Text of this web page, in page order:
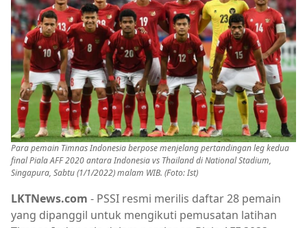
Para pemain Timnas Indonesia berpose menjelang pertandingan leg kedua
final Piala AFF 2020 antara Indonesia vs Thailand di National Stadium,
Singapura, Sabtu (1/1/2022) malam WIB. (Foto: Ist)
LKTNews.com - PSSI resmi merilis daftar 28 pemain
yang dipanggil untuk mengikuti pemusatan latihan